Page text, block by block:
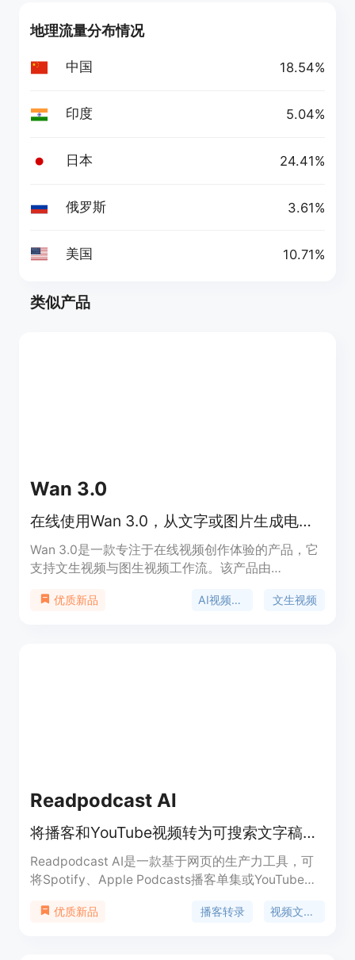
地理流量分布情况
中国 18.54%
印度 5.04%
日本 24.41%
俄罗斯 3.61%
美国 10.71%
类似产品
Wan 3.0
在线使用Wan 3.0，从文字或图片生成电影感AI视频
Wan 3.0是一款专注于在线视频创作体验的产品，它
支持文生视频与图生视频工作流。该产品由
3.0的AI视频工作室。其主要优点包括以提示词为
优质新品 AI视频生成 文生视频
Readpodcast AI
将播客和YouTube视频转为可搜索文字稿，还能生成摘要、导图等。
Readpodcast AI是一款基于网页的生产力工具，可
将Spotify、Apple Podcasts播客单集或YouTube视
重要性在于帮助用户更高效地从音频和视频内容中获
优质新品 播客转录 视频文字稿